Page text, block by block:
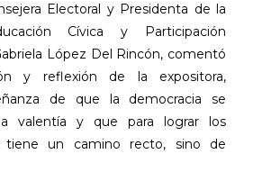
Electoral y Presidenta de la
Cívica y Participación
López Del Rincón, comentó
y reflexión de la expositora,
de que la democracia se
valentía y que para lograr los
tiene un camino recto, sino de